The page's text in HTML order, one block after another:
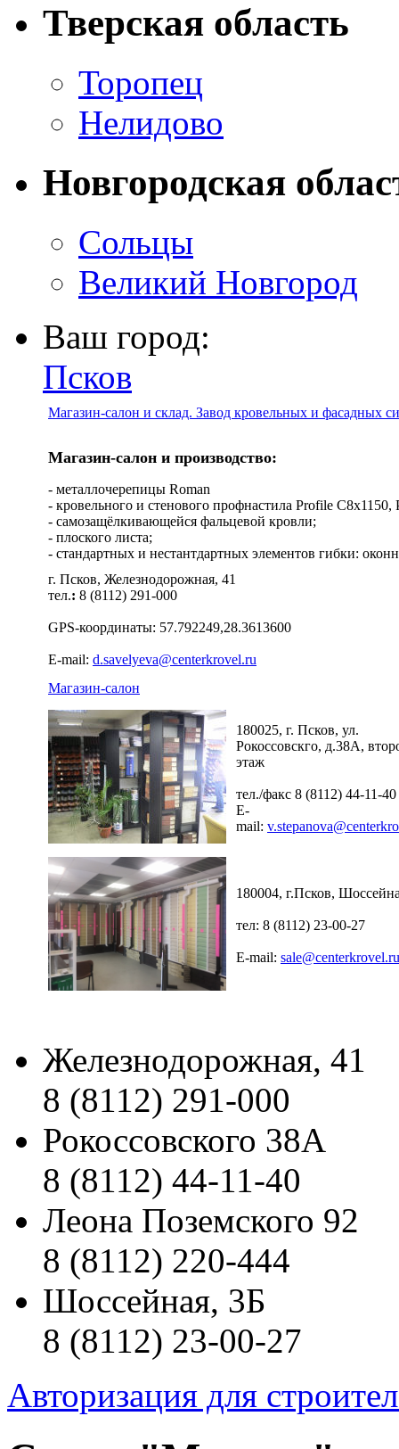
Тверская область
Торопец
Нелидово
Новгородская
Сольцы
Великий Новгород
Ваш город:
Псков
Магазин-салон и склад. Завод кровельных и фасадных
Магазин-салон и производство:
- металлочерепицы Roman
- кровельного и стенового профнастила Profile
- самозащёлкивающейся фальцевой кровли;
- плоского листа;
- стандартных и нестантдартных элементов гибки:
г. Псков, Железнодорожная, 41
тел.: 8 (8112) 291-000
GPS-координаты: 57.792249,28.3613600
E-mail: d.savelyeva@centerkrovel.ru
Магазин-салон
180025, г. Псков, ул.
Рокоссовскго, д.38А,
этаж
тел./факс 8 (8112) 44-11-40
E-
mail:
180004, г.Псков,
тел: 8 (8112) 23-00-27
E-mail: sale@centerkrovel.ru
Железнодорожная, 41
8 (8112) 291-000
Рокоссовского 38А
8 (8112) 44-11-40
Леона Поземского 92
8 (8112) 220-444
Шоссейная, 3Б
8 (8112) 23-00-27
Авторизация для